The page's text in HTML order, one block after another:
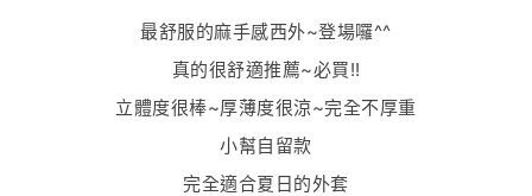
最舒服的麻手感西外~登場囉^^
真的很舒適推薦~必買!!
立體度很棒~厚薄度很涼~完全不厚重
小幫自留款
完全適合夏日的外套